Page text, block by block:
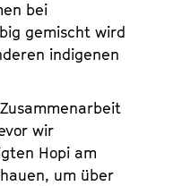
bei
gemischt wird
indigenen
wir
Hopi am
um über